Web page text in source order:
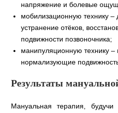
напряжение и болевые
мобилизационную технику
устранение отёков,
подвижности позвоночника;
манипуляционную технику –
нормализующие
Результаты
Мануальная терапия,